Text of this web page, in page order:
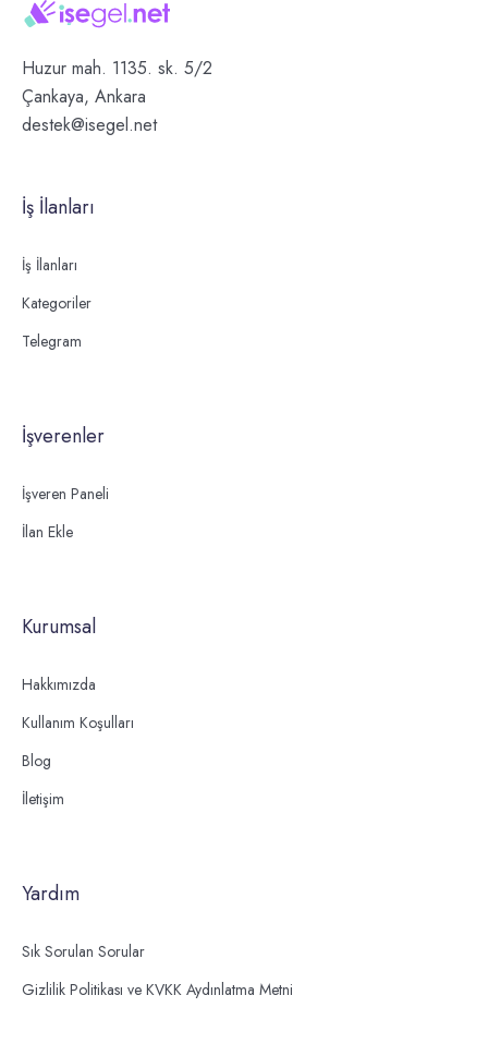
Huzur mah. 1135. sk. 5/2
Çankaya, Ankara
destek@isegel.net
İş İlanları
İş İlanları
Kategoriler
Telegram
İşverenler
İşveren Paneli
İlan Ekle
Kurumsal
Hakkımızda
Kullanım Koşulları
Blog
İletişim
Yardım
Sık Sorulan Sorular
Gizlilik Politikası ve KVKK Aydınlatma Metni